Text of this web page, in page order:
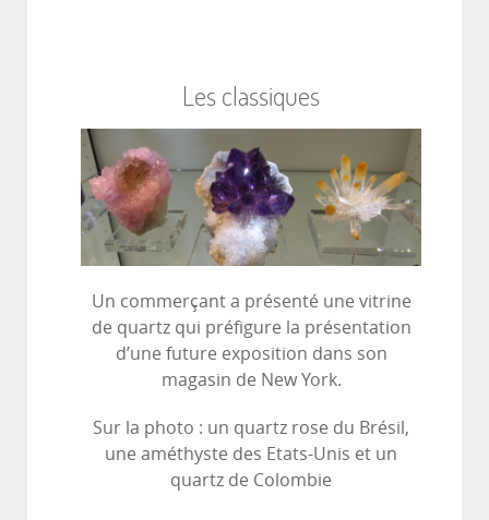
Les classiques
Un commerçant a présenté une vitrine
de quartz qui préfigure la présentation
d’une future exposition dans son
magasin de New York.
Sur la photo : un quartz rose du Brésil,
une améthyste des Etats-Unis et un
quartz de Colombie